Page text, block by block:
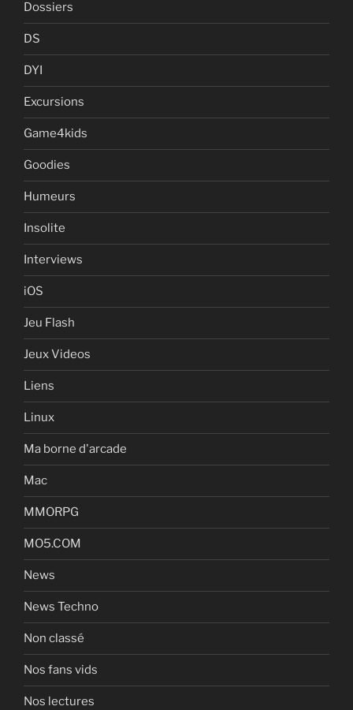
Dossiers
DS
DYI
Excursions
Game4kids
Goodies
Humeurs
Insolite
Interviews
iOS
Jeu Flash
Jeux Videos
Liens
Linux
Ma borne d'arcade
Mac
MMORPG
MO5.COM
News
News Techno
Non classé
Nos fans vids
Nos lectures